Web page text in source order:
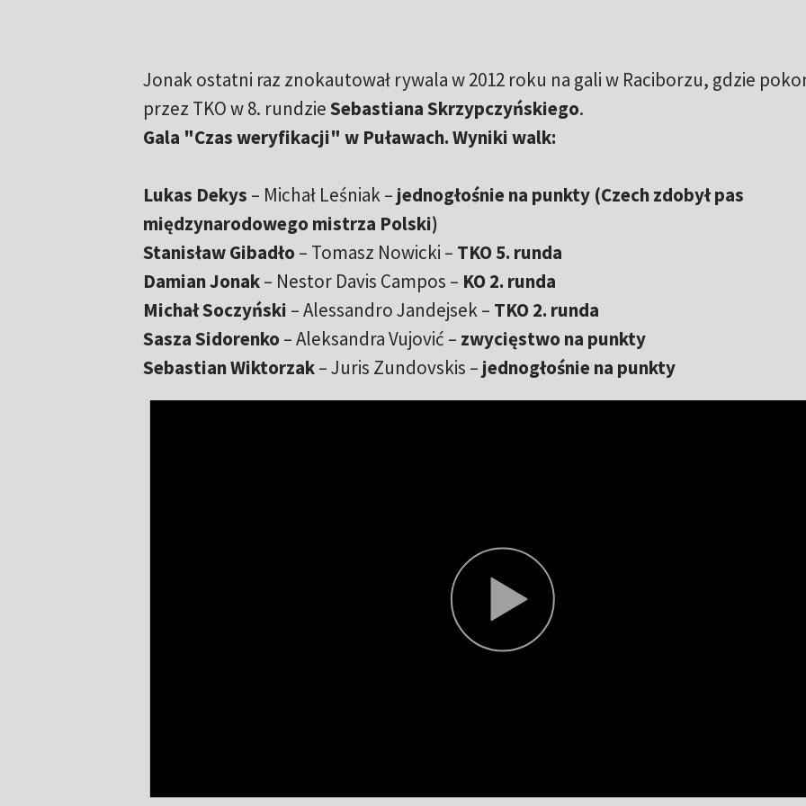
Jonak ostatni raz znokautował rywala w 2012 roku na gali w Raciborzu, gdzie
przez TKO w 8. rundzieSebastiana Skrzypczyńskiego.
Gala "Czas weryfikacji" w Puławach. Wyniki walk:
Lukas Dekys – Michał Leśniak – jednogłośnie na punkty (Czech zdobył pas
międzynarodowego mistrza Polski)
Stanisław Gibadło – Tomasz Nowicki – TKO 5. runda
Damian Jonak– Nestor Davis Campos – KO 2. runda
Michał Soczyński – Alessandro Jandejsek – TKO 2. runda
Sasza Sidorenko – Aleksandra Vujović – zwycięstwo na punkty
Sebastian Wiktorzak– Juris Zundovskis – jednogłośnie na punkty